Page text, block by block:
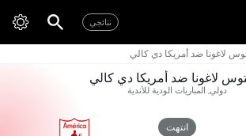
نتائجي
لاغونا ضد أمريكا دي كالي
لاغونا ضد أمريكا دي كالي
دولي, المباريات الودية للأندية
انتهت